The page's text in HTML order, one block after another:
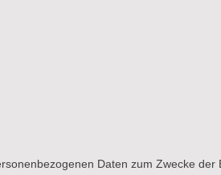
Daten zum Zwecke der